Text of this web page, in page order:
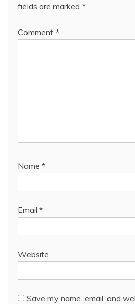
fields are marked *
Comment *
Name *
Email *
Website
Save my name, email, and